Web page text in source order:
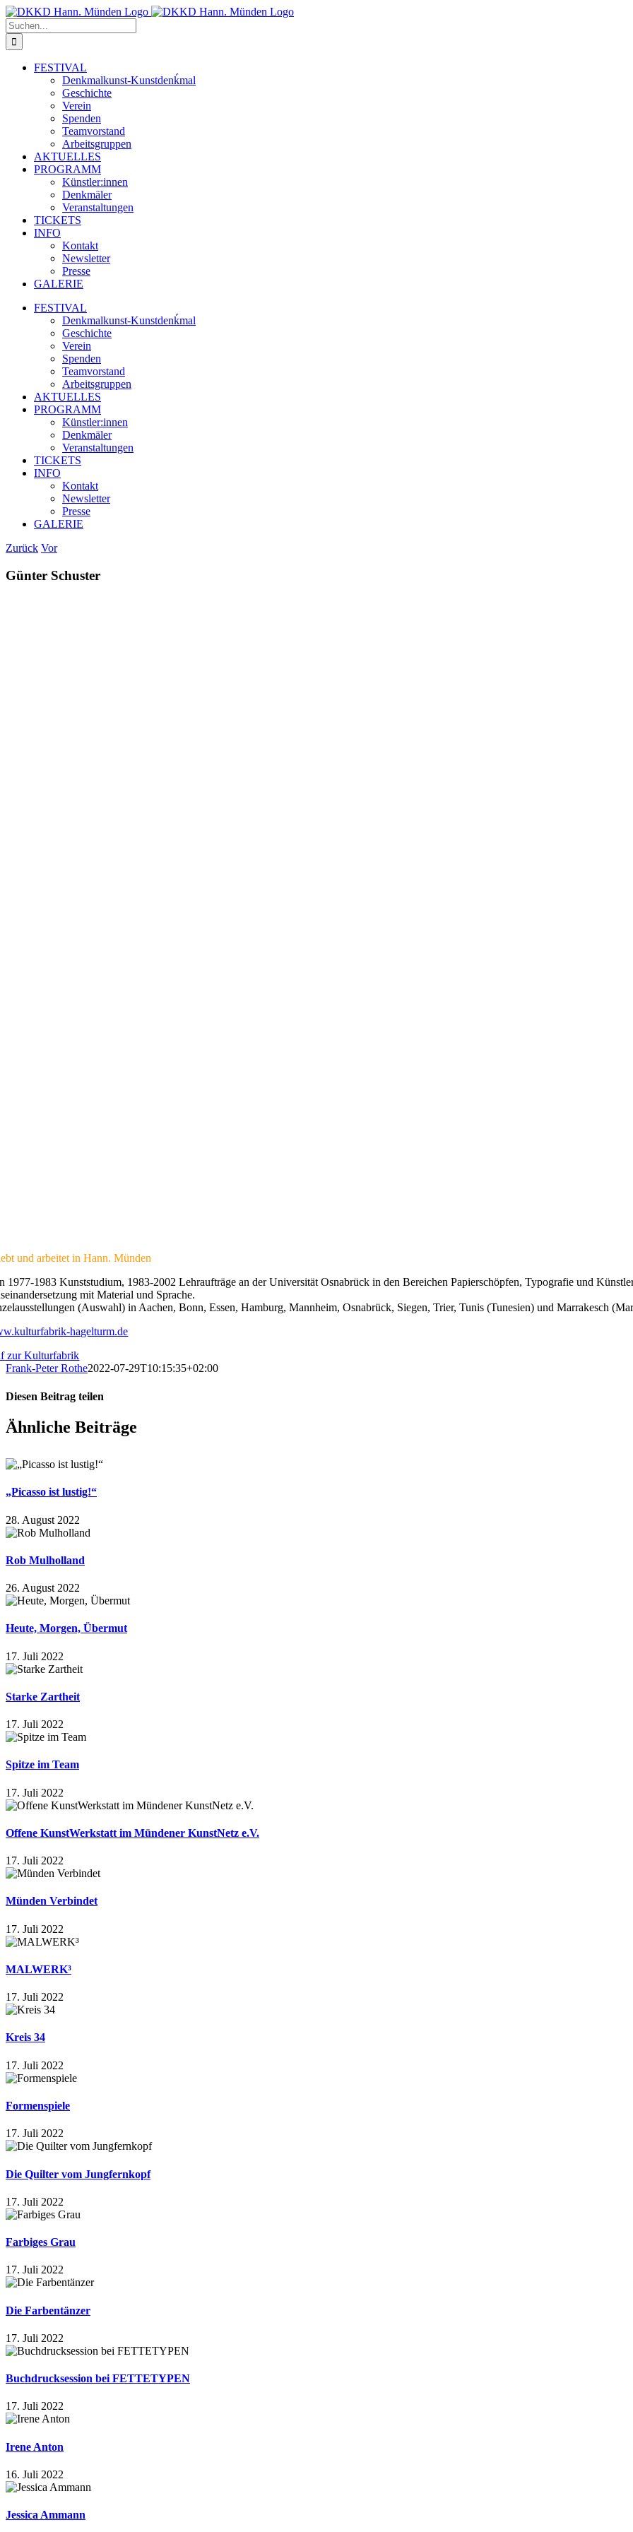
Zum
Inhalt
springen
Suche
nach:
FESTIVAL
Denkmalkunst-Kunstdenḱmal
Geschichte
Verein
Spenden
Teamvorstand
Arbeitsgruppen
AKTUELLES
PROGRAMM
Künstler:innen
Denkmäler
Veranstaltungen
TICKETS
INFO
Kontakt
Newsletter
Presse
GALERIE
FESTIVAL
Denkmalkunst-Kunstdenḱmal
Geschichte
Verein
Spenden
Teamvorstand
Arbeitsgruppen
AKTUELLES
PROGRAMM
Künstler:innen
Denkmäler
Veranstaltungen
TICKETS
INFO
Kontakt
Newsletter
Presse
GALERIE
Zurück Vor
Günter Schuster
und arbeitet in Hann. Münden
1977-1983 Kunststudium, 1983-2002 Lehraufträge an der Universität Osnabrück in den Bereichen Papierschöpfen, Typografie und
mit Material und Sprache.
(Auswahl) in Aachen, Bonn, Essen, Hamburg, Mannheim, Osnabrück, Siegen, Trier, Tunis (Tunesien) und Marrakesch
hagelturm.de
zur Kulturfabrik
Frank-Peter Rothe2022-07-29T10:15:35+02:00
Diesen Beitrag teilen
Facebook
X
WhatsApp
E-
Mail
Ähnliche Beiträge
„Picasso ist lustig!“
28. August 2022
Rob Mulholland
26. August 2022
Heute, Morgen, Übermut
17. Juli 2022
Starke Zartheit
17. Juli 2022
Spitze im Team
17. Juli 2022
Offene KunstWerkstatt im Mündener KunstNetz e.V.
17. Juli 2022
Münden Verbindet
17. Juli 2022
MALWERK³
17. Juli 2022
Kreis 34
17. Juli 2022
Formenspiele
17. Juli 2022
Die Quilter vom Jungfernkopf
17. Juli 2022
Farbiges Grau
17. Juli 2022
Die Farbentänzer
17. Juli 2022
Buchdrucksession bei FETTETYPEN
17. Juli 2022
Irene Anton
16. Juli 2022
Jessica Ammann